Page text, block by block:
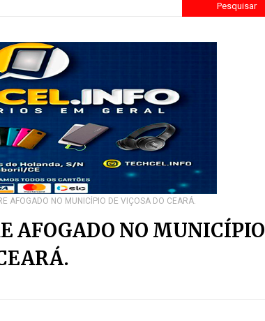
AFOGADO NO MUNICÍPIO DE VIÇOSA DO CEARÁ.
AFOGADO NO MUNICÍPIO